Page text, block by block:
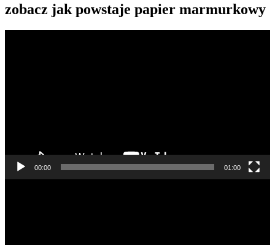
zobacz jak powstaje papier marmurkowy
00:00 01:00